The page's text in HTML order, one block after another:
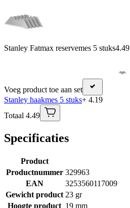
Stanley Fatmax reservemes 5 stuks4.49
Voeg product toe aan set
Stanley haakmes 5 stuks+ 4.19
Totaal 4.49
Specificaties
Product
Productnummer 329963
EAN
3253560117009
Gewicht product 23 gr
Hoogte product 19 mm